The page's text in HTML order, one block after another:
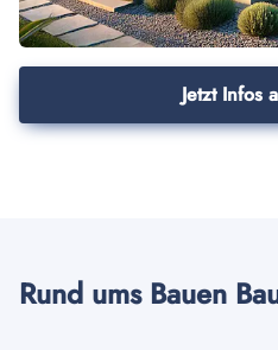
Jetzt Infos
Rund ums Bauen